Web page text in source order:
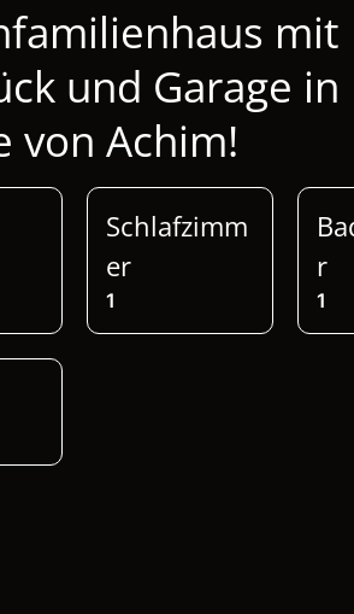
mit
und Garage in
von Achim!
Schlafzimm
er
1
r
1